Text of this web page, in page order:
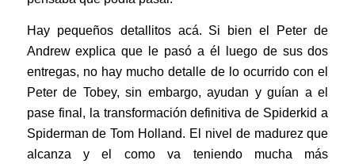
Hay pequeños detallitos acá. Si bien el Peter de
Andrew explica que le pasó a él luego de sus dos
entregas, no hay mucho detalle de lo ocurrido con el
Peter de Tobey, sin embargo, ayudan y guían a el
pase final, la transformación definitiva de Spiderkid a
Spiderman de Tom Holland. El nivel de madurez que
alcanza y el como va teniendo mucha más